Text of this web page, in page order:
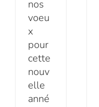
année !
Actualités
nos
voeu
x
pour
cette
nouv
elle
anné